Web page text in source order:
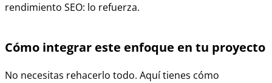
rendimiento SEO: lo refuerza.
Cómo integrar este enfoque en tu proyecto
No necesitas rehacerlo todo. Aquí tienes cómo